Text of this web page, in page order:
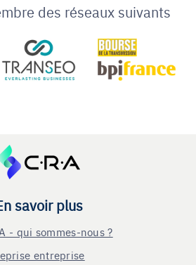
des réseaux suivants
savoir plus
- qui sommes-nous ?
entreprise